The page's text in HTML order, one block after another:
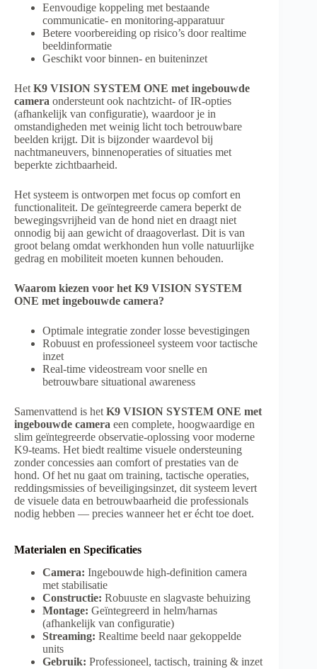
Eenvoudige koppeling met bestaande
communicatie- en monitoring-apparatuur
Betere voorbereiding op risico’s door realtime
beeldinformatie
Geschikt voor binnen- en buiteninzet
Het K9 VISION SYSTEM ONE met ingebouwde
camera ondersteunt ook nachtzicht- of IR-opties
(afhankelijk van configuratie), waardoor je in
omstandigheden met weinig licht toch betrouwbare
beelden krijgt. Dit is bijzonder waardevol bij
nachtmaneuvers, binnenoperaties of situaties met
beperkte zichtbaarheid.
Het systeem is ontworpen met focus op comfort en
functionaliteit. De geïntegreerde camera beperkt de
bewegingsvrijheid van de hond niet en draagt niet
onnodig bij aan gewicht of draagoverlast. Dit is van
groot belang omdat werkhonden hun volle natuurlijke
gedrag en mobiliteit moeten kunnen behouden.
Waarom kiezen voor het K9 VISION SYSTEM
ONE met ingebouwde camera?
Optimale integratie zonder losse bevestigingen
Robuust en professioneel systeem voor tactische
inzet
Real-time videostream voor snelle en
betrouwbare situational awareness
Samenvattend is het K9 VISION SYSTEM ONE met
ingebouwde camera een complete, hoogwaardige en
slim geïntegreerde observatie-oplossing voor moderne
K9-teams. Het biedt realtime visuele ondersteuning
zonder concessies aan comfort of prestaties van de
hond. Of het nu gaat om training, tactische operaties,
reddingsmissies of beveiligingsinzet, dit systeem levert
de visuele data en betrouwbaarheid die professionals
nodig hebben — precies wanneer het er écht toe doet.
Materialen en Specificaties
Camera: Ingebouwde high-definition camera
met stabilisatie
Constructie: Robuuste en slagvaste behuizing
Montage: Geïntegreerd in helm/harnas
(afhankelijk van configuratie)
Streaming: Realtime beeld naar gekoppelde
units
Gebruik: Professioneel, tactisch, training & inzet